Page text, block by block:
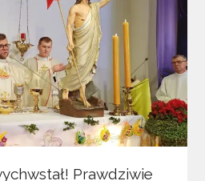
Prawdziwie